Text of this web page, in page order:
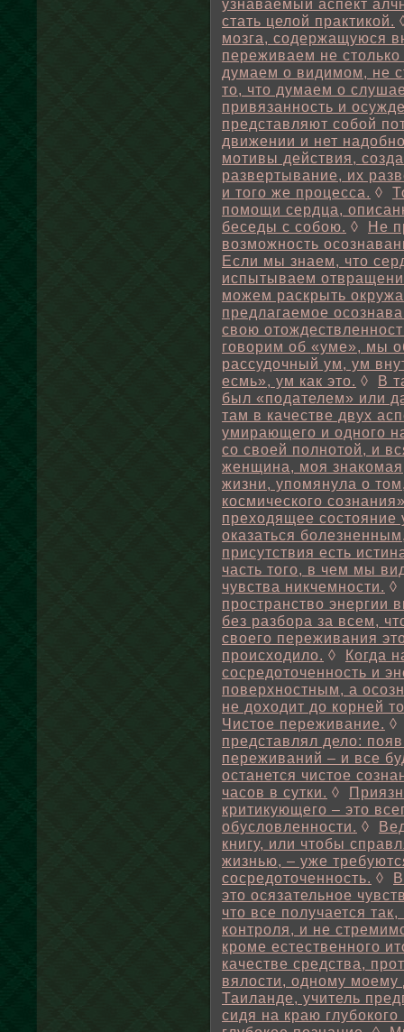
узнаваемый аспект
стать целой практикой.
мозга, содержащуюся
переживаем не
думаем о видимом, не
то, что думаем о
привязанность и
представляют собой
движении и нет
мотивы действия,
развертывание, их
и того же процесса. ◊
помощи сердца,
беседы с собою. ◊ Не
возможность
Если мы знаем, что
испытываем
можем раскрыть
предлагаемое
свою
говорим об «уме», мы
рассудочный ум, ум
есмь», ум как это. ◊ В
был «подателем» или
там в качестве двух
умирающего и одного
со своей полнотой, и
женщина, моя
жизни, упомянула о
космического
преходящее состояние
оказаться
присутствия есть
часть того, в чем мы
чувства никчемности.
пространство энергии
без разбора за всем,
своего переживания
происходило. ◊ Когда
сосредоточенность и
поверхностным, а
не доходит до корней
Чистое переживание.
представлял дело:
переживаний – и все
останется чистое
часов в сутки. ◊
критикующего – это
обусловленности. ◊
книгу, или чтобы
жизнью, – уже
сосредоточенность. ◊
это осязательное
что все получается
контроля, и не
кроме естественного
качестве средства,
вялости, одному
Таиланде, учитель
сидя на краю глубокого